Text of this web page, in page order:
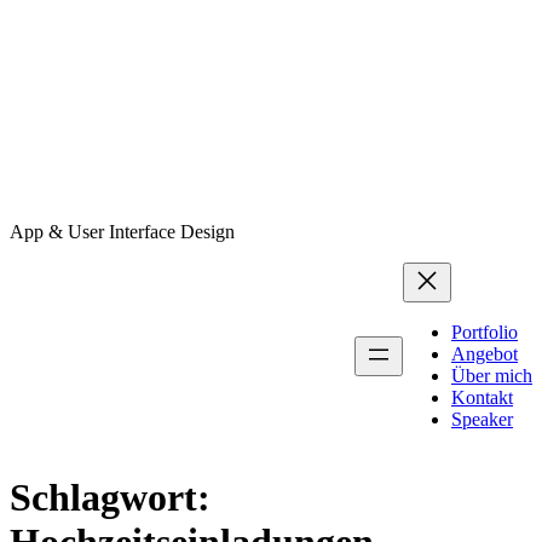
App & User Interface Design
Portfolio
Angebot
Über mich
Kontakt
Speaker
Schlagwort: